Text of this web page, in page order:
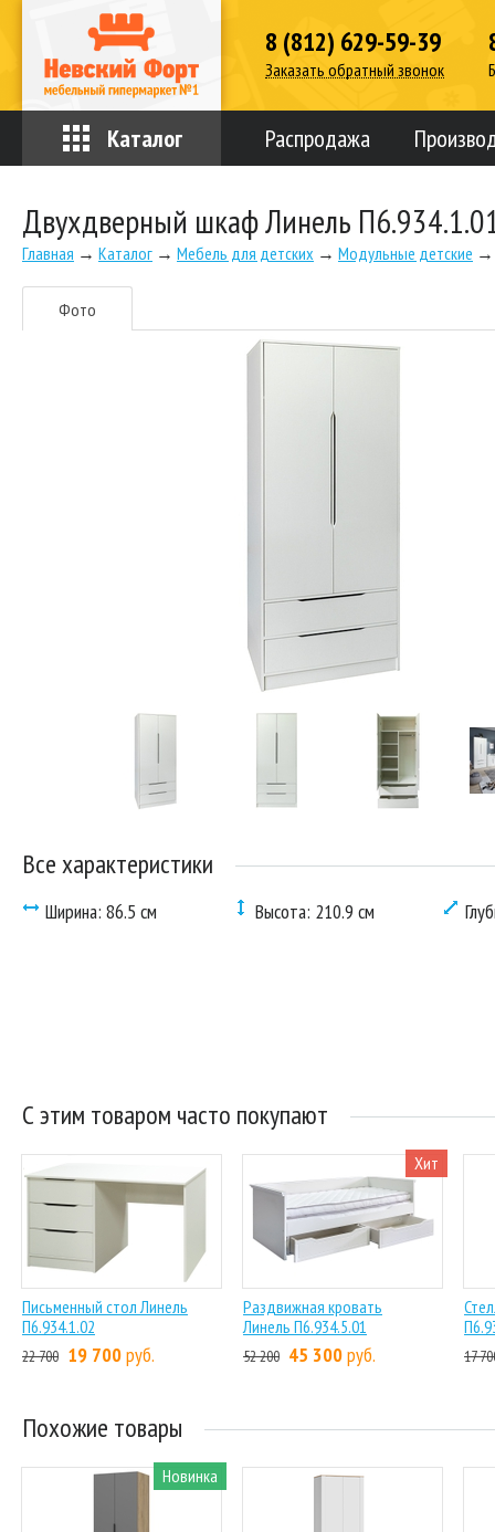
8 (812) 629-59-39
Заказать обратный звонок
Каталог Распродажа
Двухдверный шкаф Линель
Главная → Каталог → Мебель для детских → Модульные детские →
Фото
Все характеристики
Ширина: 86.5 см Высота: 210.9 см
С этим товаром часто покупают
Письменный стол Линель
П6.934.1.02
22 700 19 700руб.
Хит
Раздвижная кровать
Линель П6.934.5.01
52 200 45 300руб. 17
Похожие товары
Новинка